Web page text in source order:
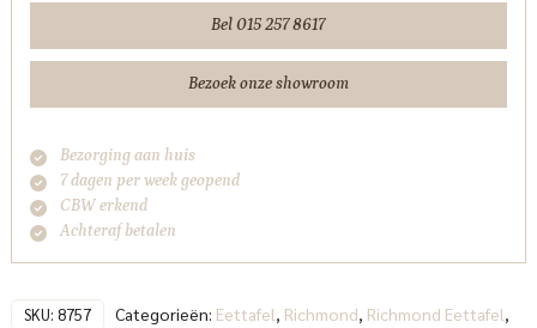
Bel 015 257 8617
Bezoek onze showroom
Bezorging aan huis
7 dagen per week geopend
CBW erkend
Achteraf betalen
SKU: 8757 Categorieën: Eettafel Richmond Richmond Eettafel